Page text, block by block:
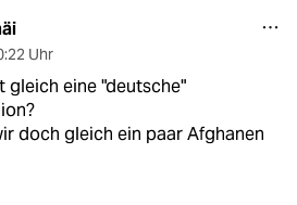
Uhr
gleich eine "deutsche"
doch gleich ein paar Afghanen